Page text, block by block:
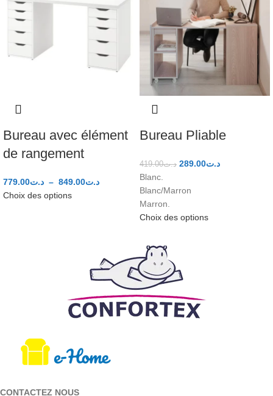
Bureau avec élément
de rangement
د.ت779.00 – د.ت849.00
Choix des options
Bureau Pliable
د.ت419.00 د.ت289.00
Blanc.
Blanc/Marron
Marron.
Choix des options
CONTACTEZ NOUS